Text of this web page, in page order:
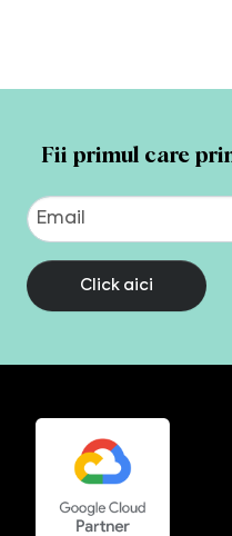
Fii primul care
Click aici